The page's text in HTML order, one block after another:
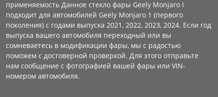
применяемость Данное стекло фары Geely Monjaro I
подходит для автомобилей Geely Monjaro 1 (первого
поколения) с годами выпуска 2021, 2022, 2023, 2024. Если год
выпуска вашего автомобиля переходный или вы
сомневаетесь в модификации фары, мы с радостью
поможем с достоверной проверкой. Для этого отправьте
нам сообщение с фотографией вашей фары или VIN-
номером автомобиля.